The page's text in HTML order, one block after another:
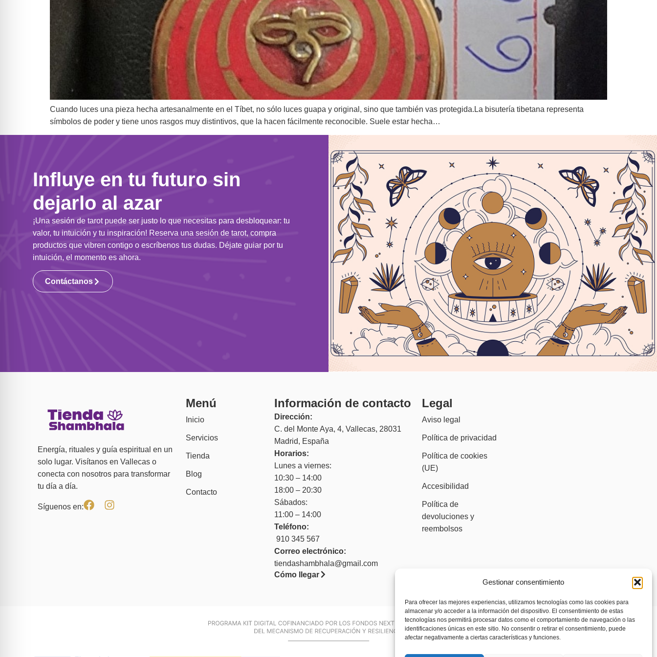
Gestionar consentimiento
Para ofrecer las mejores experiencias, utilizamos tecnologías como las cookies para
almacenar y/o acceder a la información del dispositivo. El consentimiento de estas
tecnologías nos permitirá procesar datos como el comportamiento de navegación o las
identificaciones únicas en este sitio. No consentir o retirar el consentimiento, puede
afectar negativamente a ciertas características y funciones.
Cuando luces una pieza hecha artesanalmente en el Tíbet, no sólo luces guapa y original, sino que también vas protegida.La bisutería tibetana representa
símbolos de poder y tiene unos rasgos muy distintivos, que la hacen fácilmente reconocible. Suele estar hecha…
Influye en tu futuro sin
dejarlo al azar
¡Una sesión de tarot puede ser justo lo que necesitas para desbloquear: tu
valor, tu intuición y tu inspiración! Reserva una sesión de tarot, compra
productos que vibren contigo o escríbenos tus dudas. Déjate guiar por tu
intuición, el momento es ahora.
Contáctanos
Energía, rituales y guía espiritual en un
solo lugar. Visítanos en Vallecas o
conecta con nosotros para transformar
tu día a día.
Síguenos en:
Menú
Inicio
Servicios
Tienda
Blog
Contacto
Información de contacto
Dirección:
C. del Monte Aya, 4, Vallecas, 28031
Madrid, España
Horarios:
Lunes a viernes:
10:30 – 14:00
18:00 – 20:30
Sábados:
11:00 – 14:00
Teléfono:
910 345 567
Correo electrónico:
tiendashambhala@gmail.com
Cómo llegar
Legal
Aviso legal
Política de privacidad
Política de cookies
(UE)
Accesibilidad
Política de
devoluciones y
reembolsos